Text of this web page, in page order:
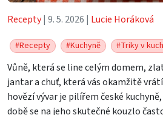
Recepty| 9. 5. 2026 | Lucie Horáková
#Recepty #Kuchyně #Triky v
Vůně, která se line celým domem,
jantar a chuť, která vás okamžitě
hovězí vývar je pilířem české
době se na jeho skutečné kouzlo